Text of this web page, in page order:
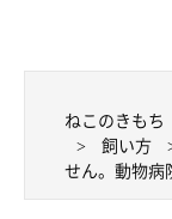
ねこのきもち
飼い方
せん。動物病